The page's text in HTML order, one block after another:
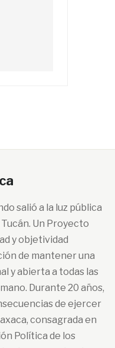
salió a la luz pública
Un Proyecto
y objetividad
de mantener una
y abierta a todas las
Durante 20 años,
de ejercer
consagrada en
Política de los